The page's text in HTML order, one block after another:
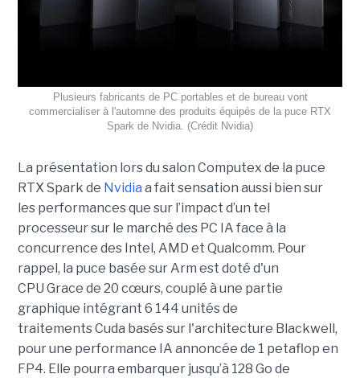
Plusieurs fabricants de PC portables et de bureau vont
commercialiser à l'automne des produits équipés de la puce RTX
Spark de Nvidia. (Crédit Nvidia)
La présentation lors du salon Computex de la puce
RTX Spark de Nvidia a fait sensation aussi bien sur
les performances que sur l’impact d’un tel
processeur sur le marché des PC IA face à la
concurrence des Intel, AMD et Qualcomm. Pour
rappel, la puce basée sur Arm est doté d'un
CPU Grace de 20 cœurs, couplé à une partie
graphique intégrant 6 144 unités de
traitements Cuda basés sur l'architecture Blackwell,
pour une performance IA annoncée de 1 petaflop en
FP4. Elle pourra embarquer jusqu’à 128 Go de